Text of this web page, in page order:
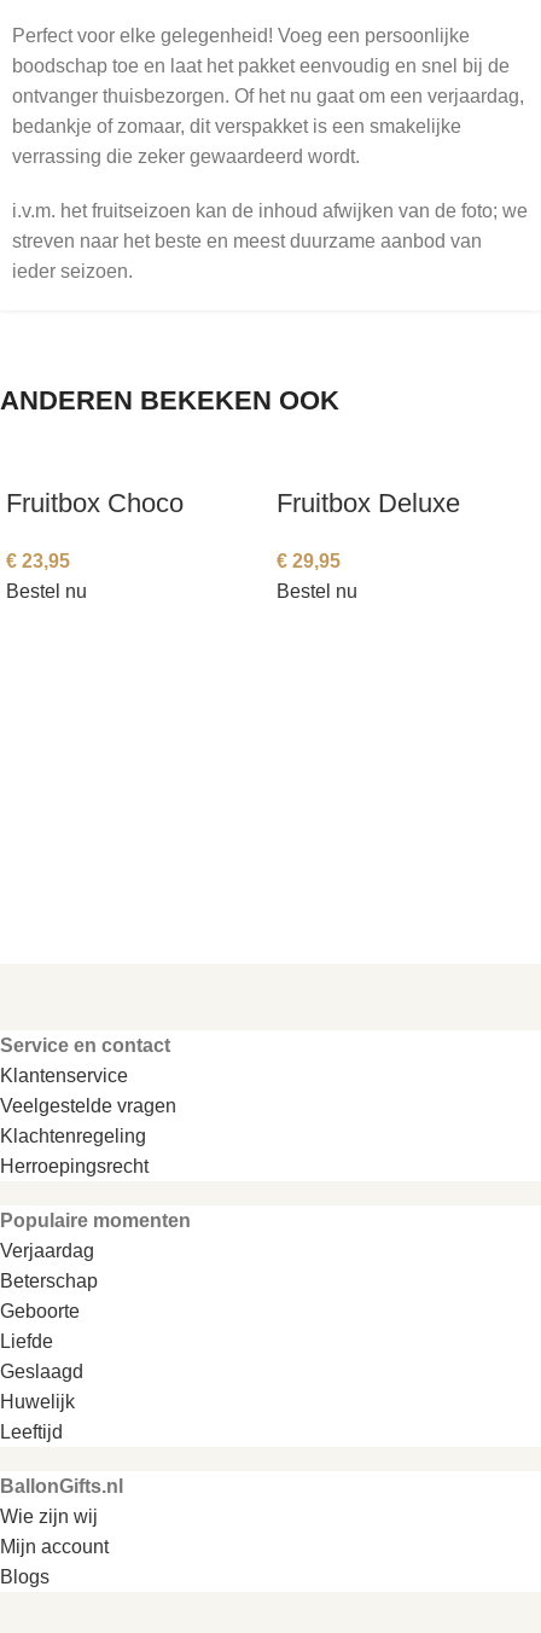
Perfect voor elke gelegenheid! Voeg een persoonlijke
boodschap toe en laat het pakket eenvoudig en snel bij de
ontvanger thuisbezorgen. Of het nu gaat om een verjaardag,
bedankje of zomaar, dit verspakket is een smakelijke
verrassing die zeker gewaardeerd wordt.
i.v.m. het fruitseizoen kan de inhoud afwijken van de foto; we
streven naar het beste en meest duurzame aanbod van
ieder seizoen.
ANDEREN BEKEKEN OOK
Fruitbox Choco
€ 23,95
Bestel nu
Fruitbox Deluxe
€ 29,95
Bestel nu
Service en contact
Klantenservice
Veelgestelde vragen
Klachtenregeling
Herroepingsrecht
Populaire momenten
Verjaardag
Beterschap
Geboorte
Liefde
Geslaagd
Huwelijk
Leeftijd
BallonGifts.nl
Wie zijn wij
Mijn account
Blogs